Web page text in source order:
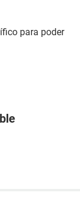
para poder